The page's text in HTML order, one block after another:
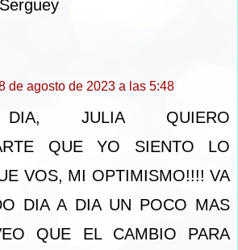
de agosto de 2023 a las 5:48
JULIA QUIERO
QUE YO SIENTO LO
VOS, MI OPTIMISMO!!!! VA
DIA A DIA UN POCO MAS
QUE EL CAMBIO PARA